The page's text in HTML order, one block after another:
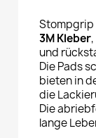
3M Kleber
und
Die Pads
bieten in
die
Die
lange